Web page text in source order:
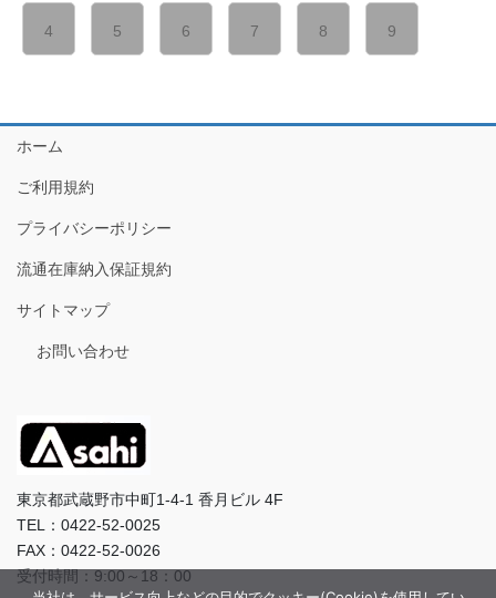
4 5 6 7 8 9
ホーム
ご利用規約
プライバシーポリシー
流通在庫納入保証規約
サイトマップ
お問い合わせ
東京都武蔵野市中町1-4-1 香月ビル 4F
TEL：0422-52-0025
FAX：0422-52-0026
受付時間：9:00～18：00